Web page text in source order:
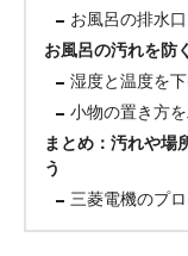
お風呂の排水
お風呂の汚れを防
湿度と温度を
小物の置き方
まとめ：汚れや場
う
三菱電機のプ